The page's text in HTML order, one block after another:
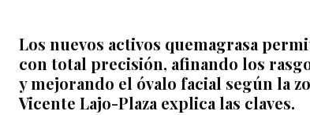
Los nuevos activos quemagrasa
con total precisión, afinando los
y mejorando el óvalo facial según la
Vicente Lajo-Plazaexplica las claves.